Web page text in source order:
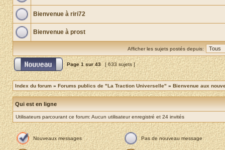
Bienvenue à riri72
Bienvenue à prost
Afficher les sujets postés depuis:
Page1sur43 [ 633 sujets ]
Index du forum » Forums publics de "La Traction Universelle" » Bienvenue aux
Qui est en ligne
Utilisateurs parcourant ce forum: Aucun utilisateur enregistré et 24 invités
Nouveaux messages Pas de nouveau message